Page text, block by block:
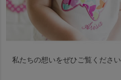
私たちの想いをぜひご覧ください